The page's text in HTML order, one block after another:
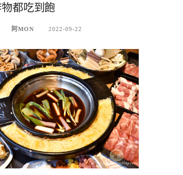
都吃到飽
阿MON 2022-09-22